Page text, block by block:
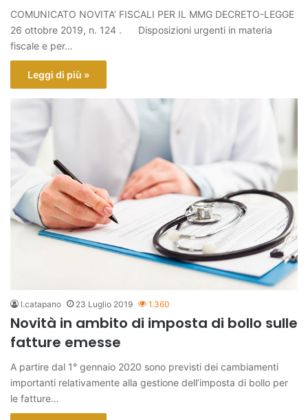
COMUNICATO NOVITA’ FISCALI PER IL MMG DECRETO-LEGGE
26 ottobre 2019, n. 124 . Disposizioni urgenti in materia
fiscale e per…
Leggi di più »
l.catapano 23 Luglio 2019 1.360
Novità in ambito di imposta di bollo sulle
fatture emesse
A partire dal 1° gennaio 2020 sono previsti dei cambiamenti
importanti relativamente alla gestione dell’imposta di bollo per
le fatture…